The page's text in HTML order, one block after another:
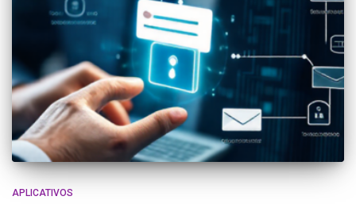
APLICATIVOS